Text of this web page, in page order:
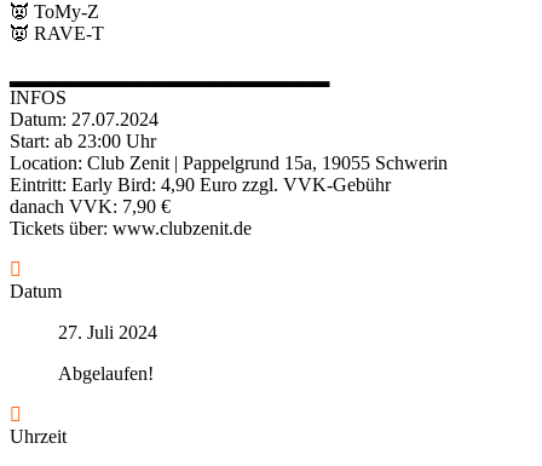
👿 ToMy-Z
👿 RAVE-T
▂▂▂▂▂▂▂▂▂▂▂▂▂▂▂▂▂▂▂▂▂▂
INFOS
Datum: 27.07.2024
Start: ab 23:00 Uhr
Location: Club Zenit | Pappelgrund 15a, 19055 Schwerin
Eintritt: Early Bird: 4,90 Euro zzgl. VVK-Gebühr
danach VVK: 7,90 €
Tickets über: www.clubzenit.de
Datum
27. Juli 2024
Abgelaufen!
Uhrzeit